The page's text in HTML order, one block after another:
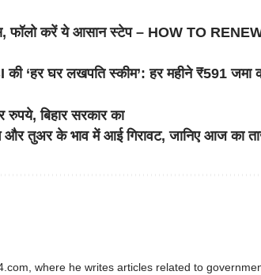
फॉलो करें ये आसान स्टेप – HOW TO
‘हर घर लखपति स्कीम’: हर महीने ₹591 जमा
रुपये, बिहार सरकार का
के भाव में आई गिरावट, जानिए आज का
where he writes articles related to